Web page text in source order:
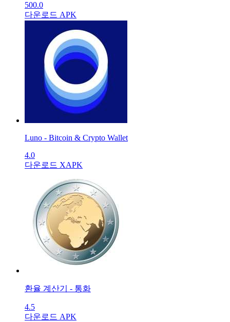
500.0
다운로드 APK
Luno - Bitcoin & Crypto Wallet
4.0
다운로드 XAPK
환율 계산기 - 통화
4.5
다운로드 APK